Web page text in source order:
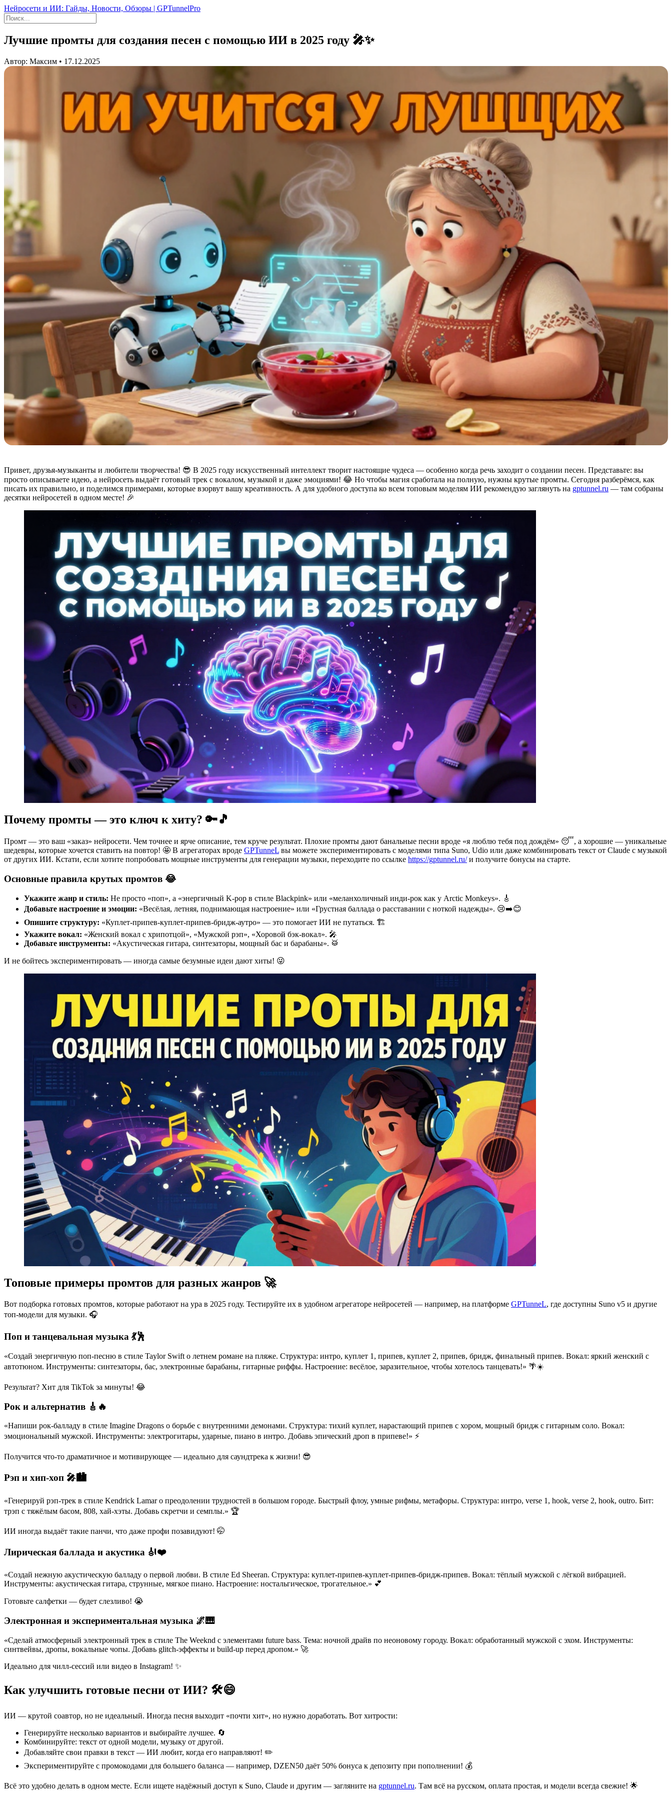
Нейросети и ИИ: Гайды, Новости, Обзоры | GPTunnelPro
Лучшие промты для создания песен с помощью ИИ в 2025 году 🎤✨
Автор: Максим • 17.12.2025
Привет, друзья-музыканты и любители творчества! 😎 В 2025 году искусственный интеллект творит настоящие чудеса — особенно когда речь заходит о создании песен. Представьте: вы
просто описываете идею, а нейросеть выдаёт готовый трек с вокалом, музыкой и даже эмоциями! 😂 Но чтобы магия сработала на полную, нужны крутые промты. Сегодня разберёмся, как
писать их правильно, и поделимся примерами, которые взорвут вашу креативность. А для удобного доступа ко всем топовым моделям ИИ рекомендую заглянуть на gptunnel.ru — там собраны
десятки нейросетей в одном месте! 🎉
Почему промты — это ключ к хиту? 🔑🎵
Промт — это ваш «заказ» нейросети. Чем точнее и ярче описание, тем круче результат. Плохие промты дают банальные песни вроде «я люблю тебя под дождём» 😴, а хорошие — уникальные
шедевры, которые хочется ставить на повтор! 🤩 В агрегаторах вроде GPTunneL вы можете экспериментировать с моделями типа Suno, Udio или даже комбинировать текст от Claude с музыкой
от других ИИ. Кстати, если хотите попробовать мощные инструменты для генерации музыки, переходите по ссылке https://gptunnel.ru/и получите бонусы на старте.
Основные правила крутых промтов 😂
Укажите жанр и стиль: Не просто «поп», а «энергичный K-pop в стиле Blackpink» или «меланхоличный инди-рок как у Arctic Monkeys». 🎸
Добавьте настроение и эмоции: «Весёлая, летняя, поднимающая настроение» или «Грустная баллада о расставании с ноткой надежды». 😢➡️😊
Опишите структуру: «Куплет-припев-куплет-припев-бридж-аутро» — это помогает ИИ не путаться. 🏗️
Укажите вокал: «Женский вокал с хрипотцой», «Мужской рэп», «Хоровой бэк-вокал». 🎤
Добавьте инструменты: «Акустическая гитара, синтезаторы, мощный бас и барабаны». 🥁
И не бойтесь экспериментировать — иногда самые безумные идеи дают хиты! 😜
Топовые примеры промтов для разных жанров 🚀
Вот подборка готовых промтов, которые работают на ура в 2025 году. Тестируйте их в удобном агрегаторе нейросетей — например, на платформе GPTunneL, где доступны Suno v5 и другие
топ-модели для музыки. 🎧
Поп и танцевальная музыка 💃🕺
«Создай энергичную поп-песню в стиле Taylor Swift о летнем романе на пляже. Структура: интро, куплет 1, припев, куплет 2, припев, бридж, финальный припев. Вокал: яркий женский с
автотюном. Инструменты: синтезаторы, бас, электронные барабаны, гитарные риффы. Настроение: весёлое, заразительное, чтобы хотелось танцевать!» 🌴☀️
Результат? Хит для TikTok за минуты! 😂
Рок и альтернатив 🎸🔥
«Напиши рок-балладу в стиле Imagine Dragons о борьбе с внутренними демонами. Структура: тихий куплет, нарастающий припев с хором, мощный бридж с гитарным соло. Вокал:
эмоциональный мужской. Инструменты: электрогитары, ударные, пиано в интро. Добавь эпический дроп в припеве!» ⚡
Получится что-то драматичное и мотивирующее — идеально для саундтрека к жизни! 😎
Рэп и хип-хоп 🎤🏙️
«Генерируй рэп-трек в стиле Kendrick Lamar о преодолении трудностей в большом городе. Быстрый флоу, умные рифмы, метафоры. Структура: интро, verse 1, hook, verse 2, hook, outro. Бит:
трэп с тяжёлым басом, 808, хай-хэты. Добавь скретчи и семплы.» 🏆
ИИ иногда выдаёт такие панчи, что даже профи позавидуют! 🤭
Лирическая баллада и акустика 🎻❤️
«Создай нежную акустическую балладу о первой любви. В стиле Ed Sheeran. Структура: куплет-припев-куплет-припев-бридж-припев. Вокал: тёплый мужской с лёгкой вибрацией.
Инструменты: акустическая гитара, струнные, мягкое пиано. Настроение: ностальгическое, трогательное.» 💕
Готовьте салфетки — будет слезливо! 😭
Электронная и экспериментальная музыка 🌌🎹
«Сделай атмосферный электронный трек в стиле The Weeknd с элементами future bass. Тема: ночной драйв по неоновому городу. Вокал: обработанный мужской с эхом. Инструменты:
синтвейвы, дропы, вокальные чопы. Добавь glitch-эффекты и build-up перед дропом.» 🚀
Идеально для чилл-сессий или видео в Instagram! ✨
Как улучшить готовые песни от ИИ? 🛠️😄
ИИ — крутой соавтор, но не идеальный. Иногда песня выходит «почти хит», но нужно доработать. Вот хитрости:
Генерируйте несколько вариантов и выбирайте лучшее. 🔄
Комбинируйте: текст от одной модели, музыку от другой.
Добавляйте свои правки в текст — ИИ любит, когда его направляют! ✏️
Экспериментируйте с промокодами для большего баланса — например, DZEN50 даёт 50% бонуса к депозиту при пополнении! 💰
Всё это удобно делать в одном месте. Если ищете надёжный доступ к Suno, Claude и другим — загляните на gptunnel.ru. Там всё на русском, оплата простая, и модели всегда свежие! 🌟